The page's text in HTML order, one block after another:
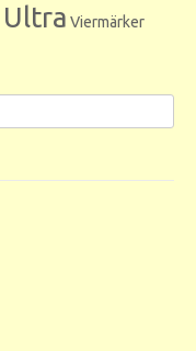
Ultra Viermärker